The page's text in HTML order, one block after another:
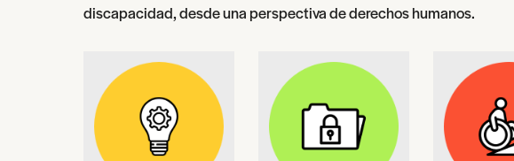
discapacidad, desde una perspectiva de derechos humanos.